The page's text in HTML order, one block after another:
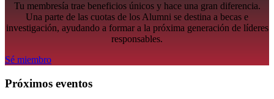
Tu membresía trae beneficios únicos y hace una gran diferencia.
Una parte de las cuotas de los Alumni se destina a becas e
investigación, ayudando a formar a la próxima generación de líderes
responsables.
Sé miembro
Próximos eventos